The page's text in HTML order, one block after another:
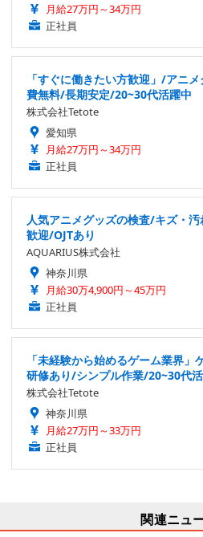
月給27万円～34万円
正社員
「すぐに働きたい方歓迎」/アニ
費無料/長期安定/20~30代活躍中
株式会社Tetote
愛知県
月給27万円～34万円
正社員
人気アニメグッズの検査/キズ・
歓迎/OJTあり
AQUARIUS株式会社
神奈川県
月給30万4,900円～45万円
正社員
「未経験から始めるゲーム業界
研修あり/シンプル作業/20~30代
株式会社Tetote
神奈川県
月給27万円～33万円
正社員
関連ニュ